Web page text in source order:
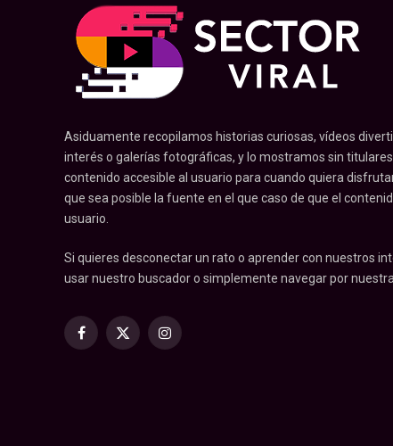
Asiduamente recopilamos historias curiosas, vídeos
interés o galerías fotográficas, y lo mostramos sin
contenido accesible al usuario para cuando quiera
que sea posible la fuente en el que caso de que el
usuario.
Si quieres desconectar un rato o aprender con nuestros
usar nuestro buscador o simplemente navegar por
Facebook
X
Instagram